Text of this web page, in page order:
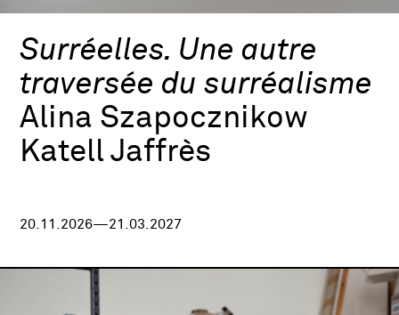
Surréelles. Une autre
traversée du surréalisme
Alina Szapocznikow
Katell Jaffrès
20.11.2026—21.03.2027